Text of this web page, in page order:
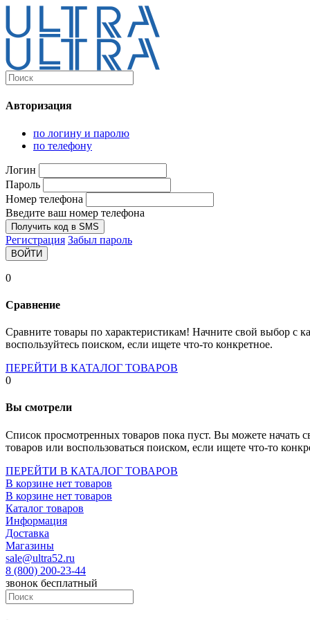
Каталог
Компьютеры и комплектующие
Персональные компьютеры
Моноблоки
Мониторы
Комплектующие
Socket-2066
Socket-775
Socket-fm2
Socket-am4
Socket- intel s1151
Socket- intel s2066
Socket- intel s1700
Авторизация
по логину и паролю
по телефону
Логин
Пароль
Номер телефона
Введите ваш номер телефона
Получить код в SMS
Регистрация Забыл пароль
ВОЙТИ
0
Сравнение
Сравните товары по характеристикам! Начните свой выбор с
воспользуйтесь поиском, если ищете что-то конкретное.
ПЕРЕЙТИ В КАТАЛОГ ТОВАРОВ
0
Вы смотрели
Список просмотренных товаров пока пуст. Вы можете начать
товаров или воспользоваться поиском, если ищете что-то
ПЕРЕЙТИ В КАТАЛОГ ТОВАРОВ
В корзине нет товаров
В корзине нет товаров
Каталог товаров
Информация
Доставка
Магазины
sale@ultra52.ru
8 (800) 200-23-44
звонок бесплатный